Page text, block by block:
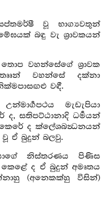
වූ භාග්‍යවතුන්
බඳු වැ ශ්‍රාවකයන්
තොප වහන්සේගේ ශ්‍රාවක
වහන්සේ දක්නා
වඳී.
මැඩැපියා
ද, සතිපට්ඨානාදි ධර්‍මයන්
ද ක්ලේශබන්‍ධනයන්
වූ ඒ බුදුන් බලවු.
නිස්තරණය පිණිස
කෙළේ ද ඒ බුදුන් අමෘතය
(අනෙකක්හු විසින්)